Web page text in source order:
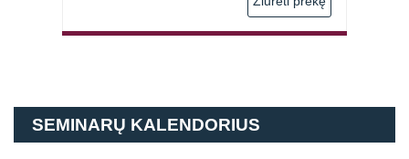
€8,80
€12,89
SEMINARŲ KALENDORIUS